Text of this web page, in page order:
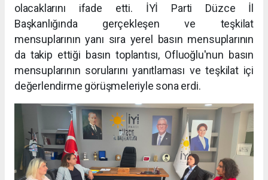
olacaklarını ifade etti. İYİ Parti Düzce İl
Başkanlığında gerçekleşen ve teşkilat
mensuplarının yanı sıra yerel basın mensuplarının
da takip ettiği basın toplantısı, Ofluoğlu'nun basın
mensuplarının sorularını yanıtlaması ve teşkilat içi
değerlendirme görüşmeleriyle sona erdi.